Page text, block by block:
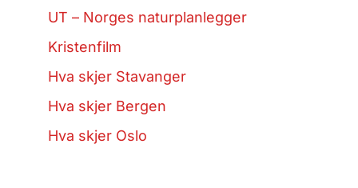
UT – Norges naturplanlegger
Kristenfilm
Hva skjer Stavanger
Hva skjer Bergen
Hva skjer Oslo